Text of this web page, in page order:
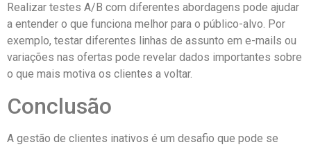
Realizar testes A/B com diferentes abordagens pode ajudar
a entender o que funciona melhor para o público-alvo. Por
exemplo, testar diferentes linhas de assunto em e-mails ou
variações nas ofertas pode revelar dados importantes sobre
o que mais motiva os clientes a voltar.
Conclusão
A gestão de clientes inativos é um desafio que pode se